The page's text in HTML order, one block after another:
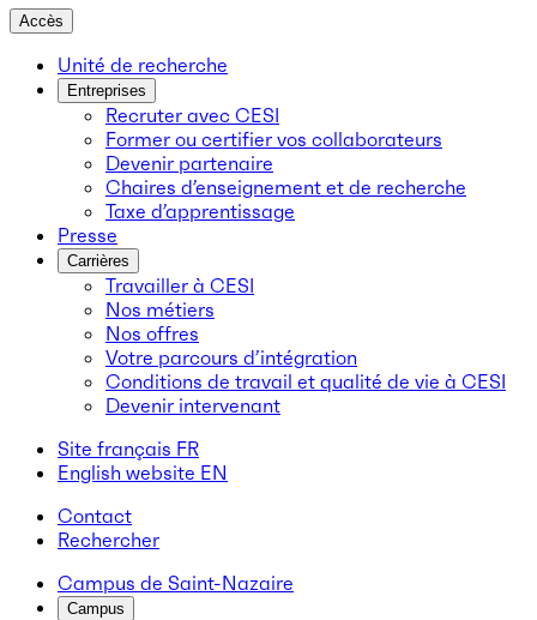
Accès
Unité de recherche
Entreprises
Recruter avec CESI
Former ou certifier vos collaborateurs
Devenir partenaire
Chaires d’enseignement et de recherche
Taxe d’apprentissage
Presse
Carrières
Travailler à CESI
Nos métiers
Nos offres
Votre parcours d’intégration
Conditions de travail et qualité de vie à CESI
Devenir intervenant
Site français FR
English website EN
Contact
Rechercher
Campus de Saint-Nazaire
Campus